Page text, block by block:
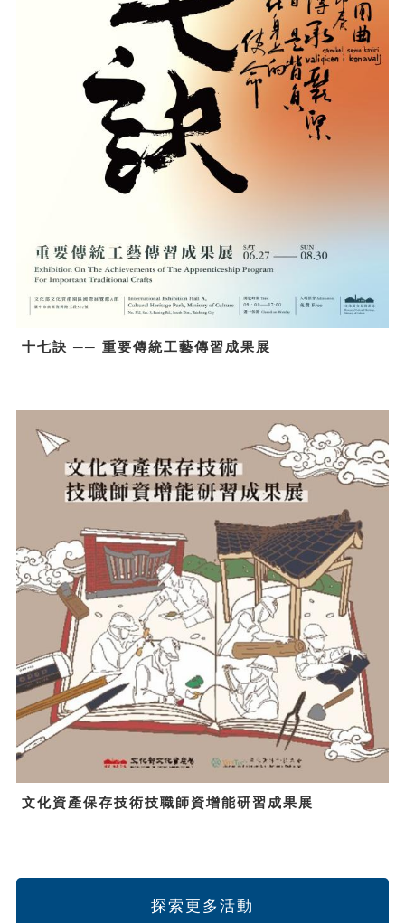
十七訣 ── 重要傳統工藝傳習成果展
文化資產保存技術技職師資增能研習成果展
探索更多活動